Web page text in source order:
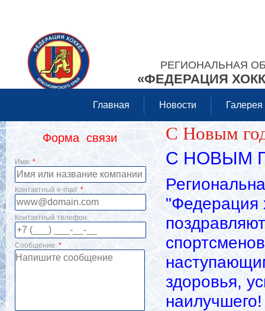
РЕГИОНАЛЬНАЯ
«ФЕДЕРАЦИЯ
Главная Новости Галерея
Форма связи
Имя: *
Контактный e-mail: *
Контактный телефон:
Сообщение: *
С Новым
С НОВЫМ
"Федерация
здоровья,